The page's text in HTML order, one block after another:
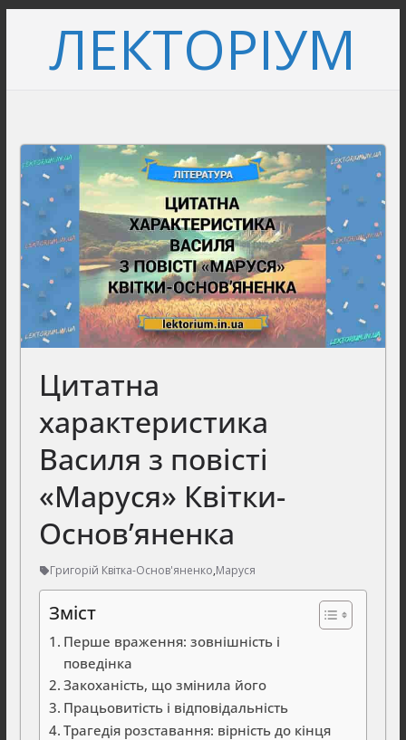
вмістуЛЕКТОРІУМ
Цитатна
характеристика
Василя з повісті
«Маруся» Квітки-
Основ’яненка
Григорій Квітка-Основ'яненко,Маруся
Зміст
Перше враження: зовнішність і
поведінка
Закоханість, що змінила його
Працьовитість і відповідальність
Трагедія розставання: вірність до кінця